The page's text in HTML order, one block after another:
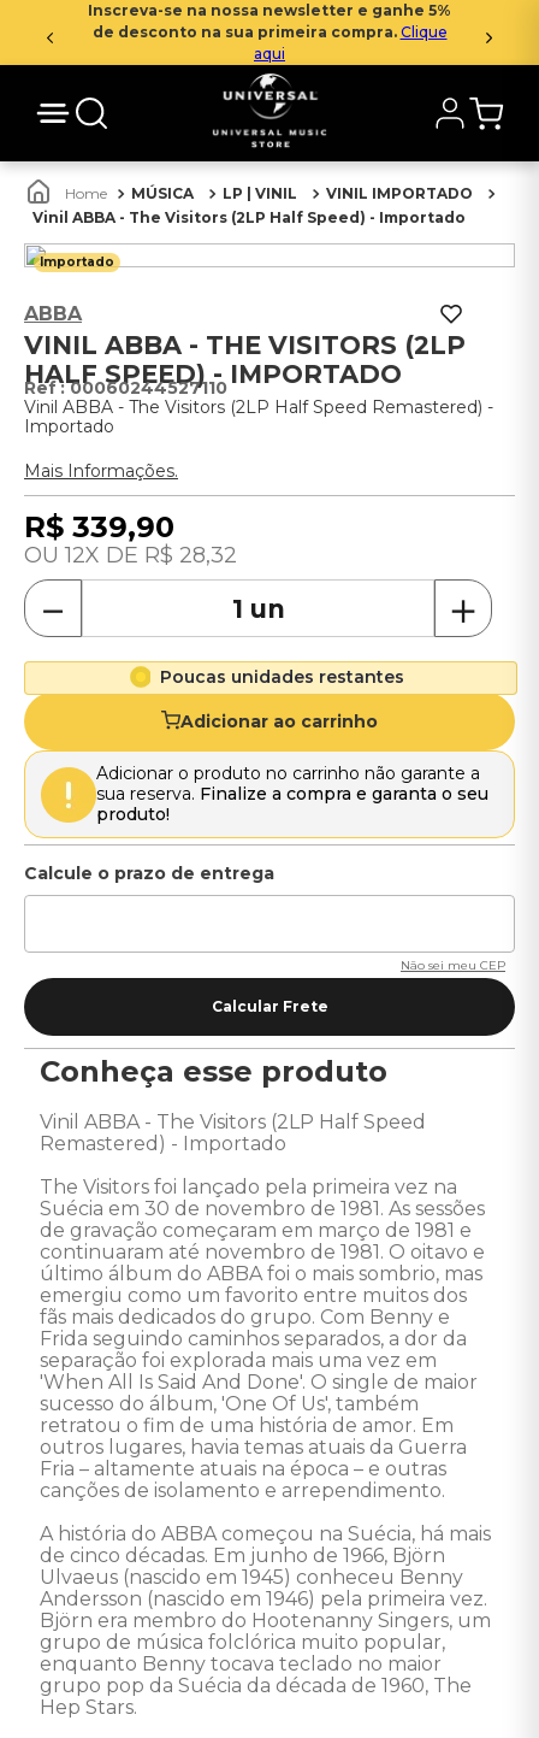
Inscreva-se na nossa newsletter e ganhe 5%
de desconto na sua primeira compra. Clique
aqui
MÚSICA LP | VINIL
VINIL IMPORTADO
Vinil ABBA - The Visitors (2LP Half Speed) - Importado
Importado
ABBA
VINIL ABBA - THE VISITORS (2LP
HALF SPEED) - IMPORTADO
:00060244527110
Vinil ABBA - The Visitors (2LP Half Speed Remastered) -
Importado
Mais Informações.
R$ 339,90
12 R$ 28,32
＋
－
Poucas unidades restantes
Adicionar ao carrinho
Adicionar o produto no carrinho não garante a
sua reserva. Finalize a compra e garanta o seu
produto!
Não sei meu CEP
Conheça esse produto
Vinil ABBA - The Visitors (2LP Half Speed
Remastered) - Importado
The Visitors foi lançado pela primeira vez na
Suécia em 30 de novembro de 1981. As sessões
de gravação começaram em março de 1981 e
continuaram até novembro de 1981. O oitavo e
último álbum do ABBA foi o mais sombrio, mas
emergiu como um favorito entre muitos dos
fãs mais dedicados do grupo. Com Benny e
Frida seguindo caminhos separados, a dor da
separação foi explorada mais uma vez em
'When All Is Said And Done'. O single de maior
sucesso do álbum, 'One Of Us', também
retratou o fim de uma história de amor. Em
outros lugares, havia temas atuais da Guerra
Fria – altamente atuais na época – e outras
canções de isolamento e arrependimento.
A história do ABBA começou na Suécia, há mais
de cinco décadas. Em junho de 1966, Björn
Ulvaeus (nascido em 1945) conheceu Benny
Andersson (nascido em 1946) pela primeira vez.
Björn era membro do Hootenanny Singers, um
grupo de música folclórica muito popular,
enquanto Benny tocava teclado no maior
grupo pop da Suécia da década de 1960, The
Hep Stars.